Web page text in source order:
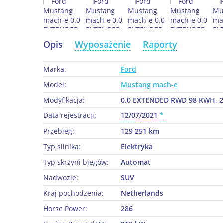
Opis Wyposażenie Raporty
Marka:
Ford
Model:
Mustang mach-e
Modyfikacja:
0.0 EXTENDED RWD 98 KWH,
Data rejestracji:
12/07/2021
Przebieg:
129 251 km
Typ silnika:
Elektryka
Typ skrzyni biegów:
Automat
Nadwozie:
SUV
Kraj pochodzenia:
Netherlands
Horse Power:
286